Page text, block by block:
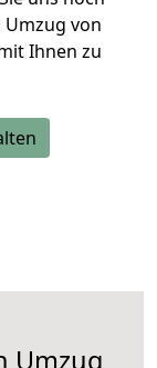
von
Ihnen zu
Umzug